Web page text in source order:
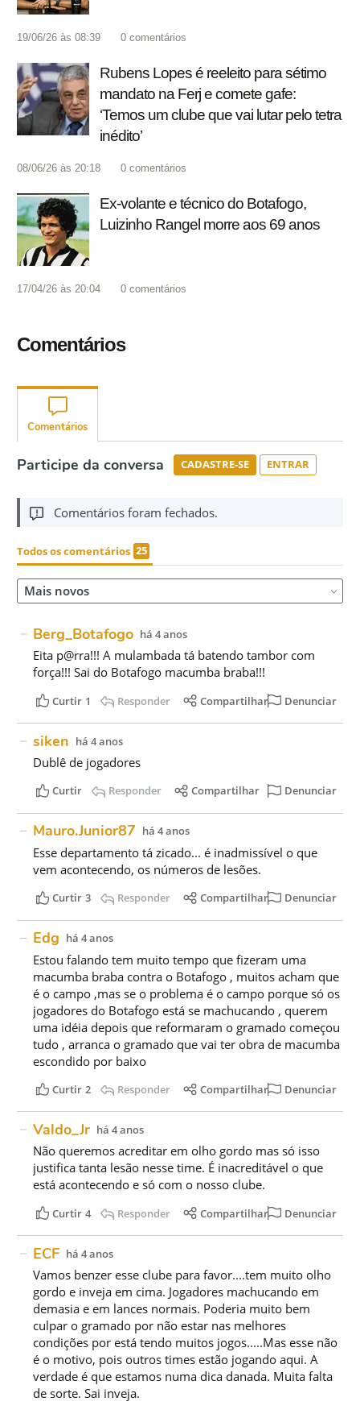
19/06/26 às 08:39 0 comentários
Rubens Lopes é reeleito para sétimo
mandato na Ferj e comete gafe:
‘Temos um clube que vai lutar pelo tetra
inédito’
08/06/26 às 20:18 0 comentários
Ex-volante e técnico do Botafogo,
Luizinho Rangel morre aos 69 anos
17/04/26 às 20:04 0 comentários
Comentários